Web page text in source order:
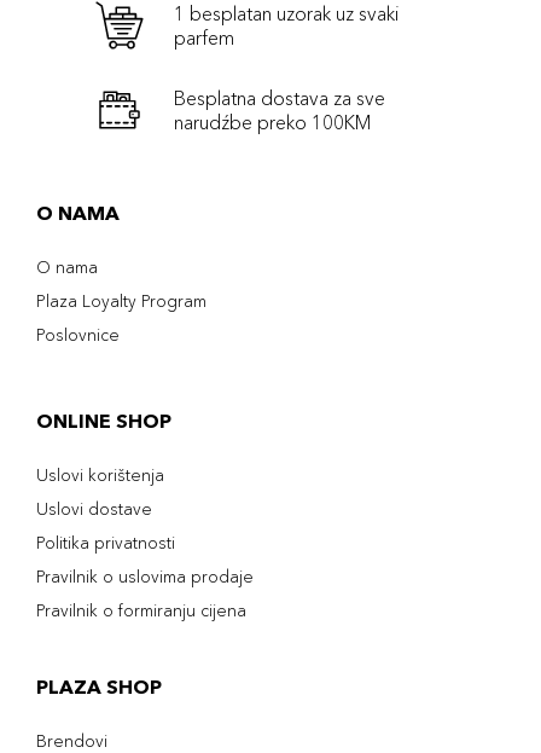
1 besplatan uzorak uz svaki
parfem
Besplatna dostava za sve
narudźbe preko 100KM
O NAMA
O nama
Plaza Loyalty Program
Poslovnice
ONLINE SHOP
Uslovi korištenja
Uslovi dostave
Politika privatnosti
Pravilnik o uslovima prodaje
Pravilnik o formiranju cijena
PLAZA SHOP
Brendovi